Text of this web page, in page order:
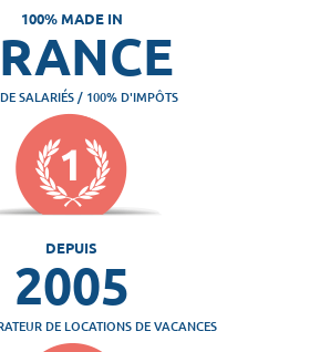
100% MADE IN
SALARIÉS / 100% D'IMPÔTS
DEPUIS
2005
DE LOCATIONS DE VACANCES